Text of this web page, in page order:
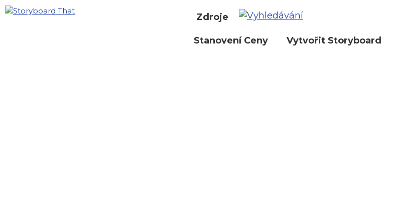
Zdroje
Stanovení Ceny Vytvořit Storyboard